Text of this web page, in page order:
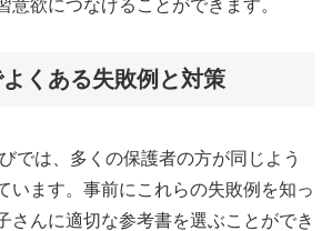
意欲につなげることができます。
くある失敗例と対策
では、多くの保護者の方が同じよう
います。事前にこれらの失敗例を知っ
さんに適切な参考書を選ぶことができ